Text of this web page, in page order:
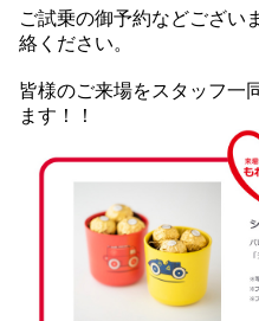
ご試乗の御予約などござい
絡ください。
皆様のご来場をスタッフ一
ます！！